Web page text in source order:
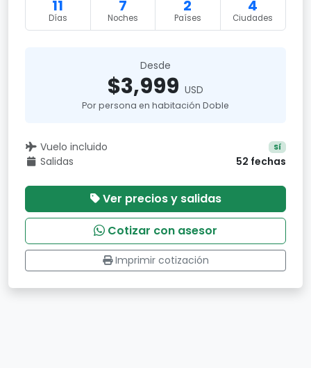
11
Días
7
Noches
2
Países
4
Ciudades
Desde
$3,999 USD
Por persona en habitación Doble
Vuelo incluido Sí
Salidas 52 fechas
Ver precios y salidas
Cotizar con asesor
Imprimir cotización